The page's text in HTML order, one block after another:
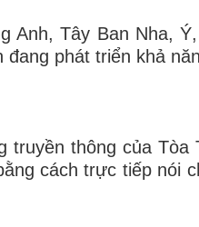
Anh, Tây Ban Nha,
phát triển khả
truyền thông của
cách trực tiếp nói